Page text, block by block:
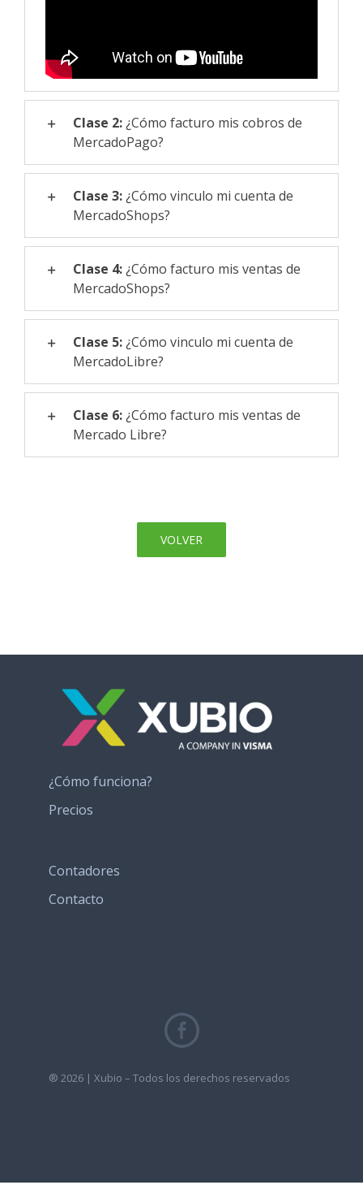
Clase 2:¿Cómo facturo mis cobros de
MercadoPago?
Clase 3:¿Cómo vinculo mi cuenta de
MercadoShops?
Clase 4:¿Cómo facturo mis ventas de
MercadoShops?
Clase 5:¿Cómo vinculo mi cuenta de
MercadoLibre?
Clase 6:¿Cómo facturo mis ventas de
Mercado Libre?
VOLVER
¿Cómo funciona?
Precios
Contadores
Contacto
® 2026 | Xubio – Todos los derechos reservados